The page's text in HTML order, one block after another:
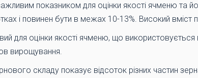
показником для оцінки якості ячменю та
і повинен бути в межах 10-13%. Високий
для оцінки якості ячменю, що
вирощування.
складу показує відсоток різних частин